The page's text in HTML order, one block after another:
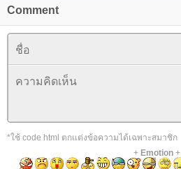
Comment
*ใช้ code html ตกแต่งข้อความได้เฉพาะสมาชิก
+ Emotion+